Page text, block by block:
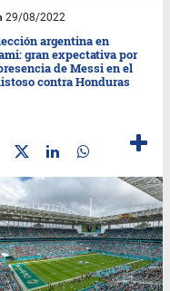
29/08/2022
argentina en
gran expectativa por
de Messi en el
contra Honduras